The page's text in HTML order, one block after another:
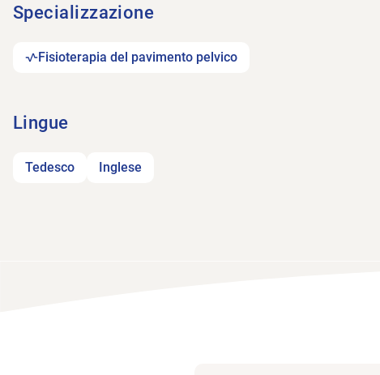
Specializzazione
Fisioterapia del pavimento pelvico
Lingue
Tedesco Inglese